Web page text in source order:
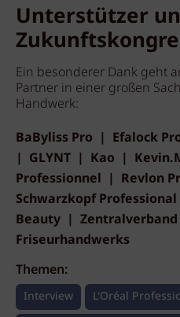
Unterstützer
Ein besonderer Dank geht
Partner in einer großen
Handwerk:
BaByliss Pro | Efalock
| GLYNT | Kao |
Professionnel | Revlon
Schwarzkopf
Beauty | Zentralverband
Friseurhandwerks
Themen:
Interview L'Oréal